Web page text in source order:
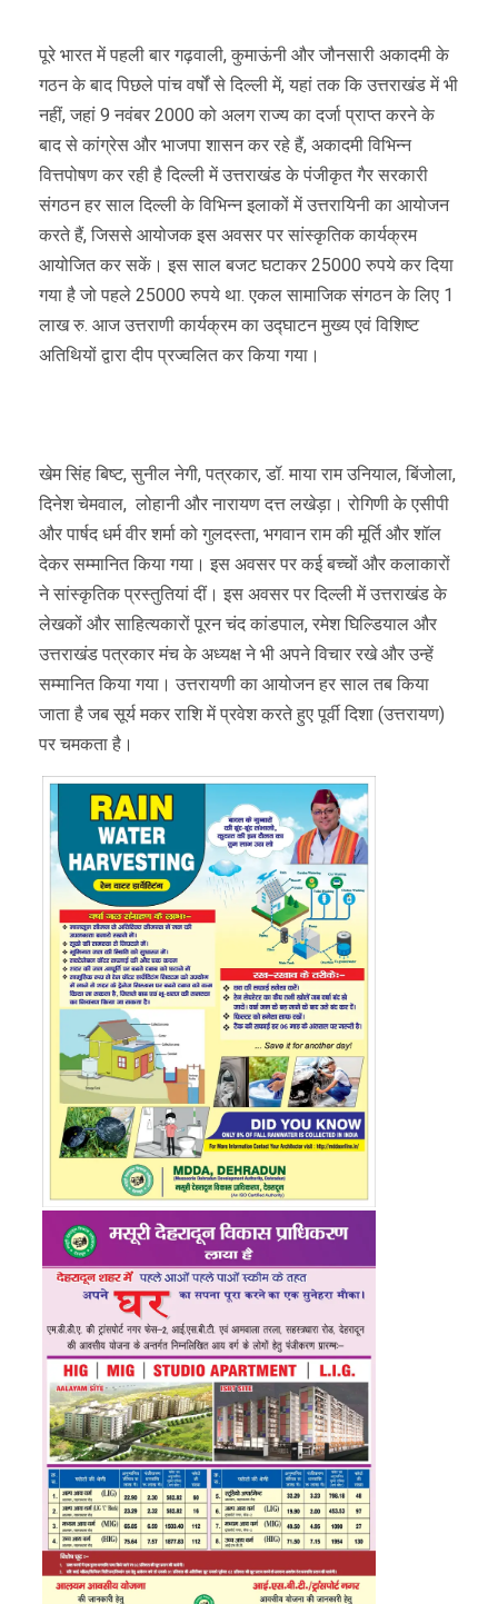
पूरे भारत में पहली बार गढ़वाली, कुमाऊंनी और जौनसारी अकादमी के
गठन के बाद पिछले पांच वर्षों से दिल्ली में, यहां तक ​​कि उत्तराखंड में भी
नहीं, जहां 9 नवंबर 2000 को अलग राज्य का दर्जा प्राप्त करने के
बाद से कांग्रेस और भाजपा शासन कर रहे हैं, अकादमी विभिन्न
वित्तपोषण कर रही है दिल्ली में उत्तराखंड के पंजीकृत गैर सरकारी
संगठन हर साल दिल्ली के विभिन्न इलाकों में उत्तरायिनी का आयोजन
करते हैं, जिससे आयोजक इस अवसर पर सांस्कृतिक कार्यक्रम
आयोजित कर सकें। इस साल बजट घटाकर 25000 रुपये कर दिया
गया है जो पहले 25000 रुपये था. एकल सामाजिक संगठन के लिए 1
लाख रु. आज उत्तराणी कार्यक्रम का उद्घाटन मुख्य एवं विशिष्ट
अतिथियों द्वारा दीप प्रज्वलित कर किया गया।
खेम सिंह बिष्ट, सुनील नेगी, पत्रकार, डॉ. माया राम उनियाल, बिंजोला,
दिनेश चेमवाल, लोहानी और नारायण दत्त लखेड़ा। रोगिणी के एसीपी
और पार्षद धर्म वीर शर्मा को गुलदस्ता, भगवान राम की मूर्ति और शॉल
देकर सम्मानित किया गया। इस अवसर पर कई बच्चों और कलाकारों
ने सांस्कृतिक प्रस्तुतियां दीं। इस अवसर पर दिल्ली में उत्तराखंड के
लेखकों और साहित्यकारों पूरन चंद कांडपाल, रमेश घिल्डियाल और
उत्तराखंड पत्रकार मंच के अध्यक्ष ने भी अपने विचार रखे और उन्हें
सम्मानित किया गया। उत्तरायणी का आयोजन हर साल तब किया
जाता है जब सूर्य मकर राशि में प्रवेश करते हुए पूर्वी दिशा (उत्तरायण)
पर चमकता है।